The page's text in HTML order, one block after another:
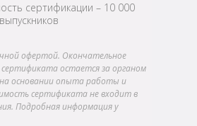
сертификации – 10 000
офертой. Окончательное
остается за органом
основании опыта работы и
сертификата не входит в
Подробная информация у